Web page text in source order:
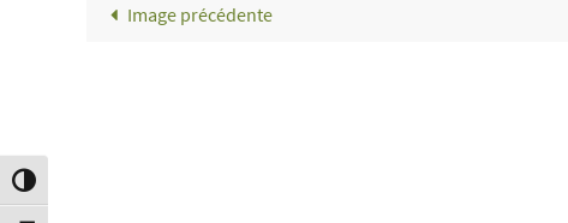
Passer en contraste élevé
Image précédente